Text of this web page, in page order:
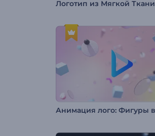
Логотип из Мягкой Ткани